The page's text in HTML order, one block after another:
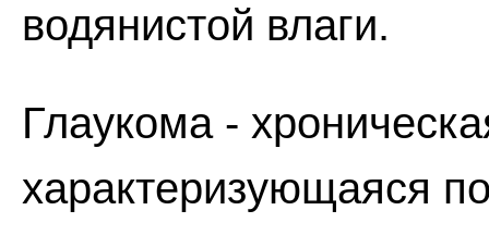
водянистой влаги.
Глаукома -
характеризующаяся